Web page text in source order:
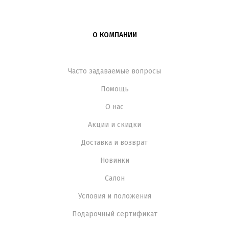
О КОМПАНИИ
Часто задаваемые вопросы
Помощь
О нас
Акции и скидки
Доставка и возврат
Новинки
Салон
Условия и положения
Подарочный сертификат